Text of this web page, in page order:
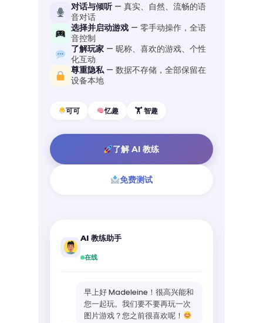
对话与倾听— 真实、自然、流畅的语
音对话
选择并启动游戏— 零手动操作，全语
音控制
了解玩家— 昵称、喜欢的游戏、个性
化互动
尊重隐私— 数据不存储，全部保留在
设备本地
可可 忆趣 🏋️ 智趣
了解 AI 教练
免费测试
AI 教练助手
在线
早上好 Madeleine！很高兴能和
您一起玩。我们要不要再玩一次
图片游戏？您之前很喜欢呢！